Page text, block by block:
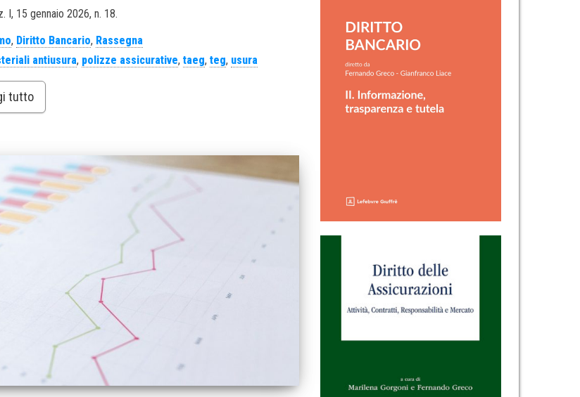
I, 15 gennaio 2026, n. 18.
, Diritto Bancario, Rassegna
antiusura, polizze assicurative, taeg, teg, usura
tutto